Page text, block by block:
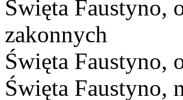
Święta Faustyno,
zakonnych
Święta Faustyno,
Święta Faustyno,